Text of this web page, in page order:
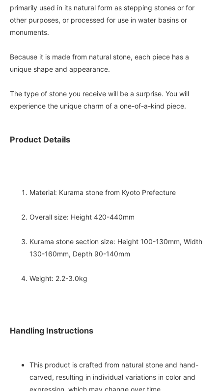
primarily used in its natural form as stepping stones or for
other purposes, or processed for use in water basins or
monuments.
Because it is made from natural stone, each piece has a
unique shape and appearance.
The type of stone you receive will be a surprise. You will
experience the unique charm of a one-of-a-kind piece.
Product Details
Material: Kurama stone from Kyoto Prefecture
Overall size: Height 420-440mm
Kurama stone section size: Height 100-130mm, Width
130-160mm, Depth 90-140mm
Weight: 2.2-3.0kg
Handling Instructions
This product is crafted from natural stone and hand-
carved, resulting in individual variations in color and
expression, which may change over time.